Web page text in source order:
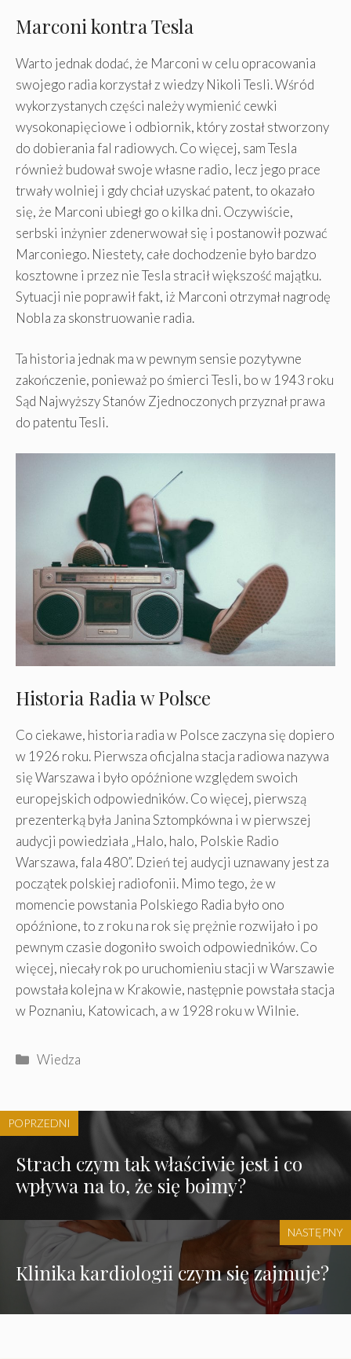
Marconi kontra Tesla
Warto jednak dodać, że Marconi w celu opracowania
swojego radia korzystał z wiedzy Nikoli Tesli. Wśród
wykorzystanych części należy wymienić cewki
wysokonapięciowe i odbiornik, który został stworzony
do dobierania fal radiowych. Co więcej, sam Tesla
również budował swoje własne radio, lecz jego prace
trwały wolniej i gdy chciał uzyskać patent, to okazało
się, że Marconi ubiegł go o kilka dni. Oczywiście,
serbski inżynier zdenerwował się i postanowił pozwać
Marconiego. Niestety, całe dochodzenie było bardzo
kosztowne i przez nie Tesla stracił większość majątku.
Sytuacji nie poprawił fakt, iż Marconi otrzymał nagrodę
Nobla za skonstruowanie radia.
Ta historia jednak ma w pewnym sensie pozytywne
zakończenie, ponieważ po śmierci Tesli, bo w 1943 roku
Sąd Najwyższy Stanów Zjednoczonych przyznał prawa
do patentu Tesli.
Historia Radia w Polsce
Co ciekawe, historia radia w Polsce zaczyna się dopiero
w 1926 roku. Pierwsza oficjalna stacja radiowa nazywa
się Warszawa i było opóźnione względem swoich
europejskich odpowiedników. Co więcej, pierwszą
prezenterką była Janina Sztompkówna i w pierwszej
audycji powiedziała „Halo, halo, Polskie Radio
Warszawa, fala 480”. Dzień tej audycji uznawany jest za
początek polskiej radiofonii. Mimo tego, że w
momencie powstania Polskiego Radia było ono
opóźnione, to z roku na rok się prężnie rozwijało i po
pewnym czasie dogoniło swoich odpowiedników. Co
więcej, niecały rok po uruchomieniu stacji w Warszawie
powstała kolejna w Krakowie, następnie powstała stacja
w Poznaniu, Katowicach, a w 1928 roku w Wilnie.
Kategorie
Wiedza
POPRZEDNI
Strach czym tak właściwie jest i co
wpływa na to, że się boimy?
NASTĘPNY
Klinika kardiologii czym się zajmuje?